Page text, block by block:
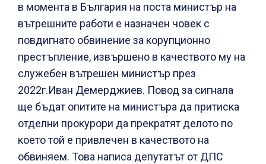
в момента в България на поста министър на
вътрешните работи е назначен човек с
повдигнато обвинение за корупционно
престъпление, извършено в качеството му на
служебен вътрешен министър през
2022г.Иван Демерджиев. Повод за сигнала
ще бъдат опитите на министъра да притиска
отделни прокурори да прекратят делото по
което той е привлечен в качеството на
обвиняем. Това написа депутатът от ДПС